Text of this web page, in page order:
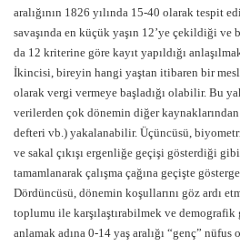
aralığının 1826 yılında 15-40 olarak tespit
savaşında en küçük yaşın 12’ye çekildiği ve
da 12 kriterine göre kayıt yapıldığı
İkincisi, bireyin hangi yaştan itibaren bir
olarak vergi vermeye başladığı olabilir. Bu
verilerden çok dönemin diğer
defteri vb.) yakalanabilir. Üçüncüsü,
ve sakal çıkışı ergenliğe geçişi gösterdiği
tamamlanarak çalışma çağına geçişte
Dördüncüsü, dönemin koşullarını göz ardı
toplumu ile karşılaştırabilmek ve demografik
anlamak adına 0-14 yaş aralığı “genç” nüfus